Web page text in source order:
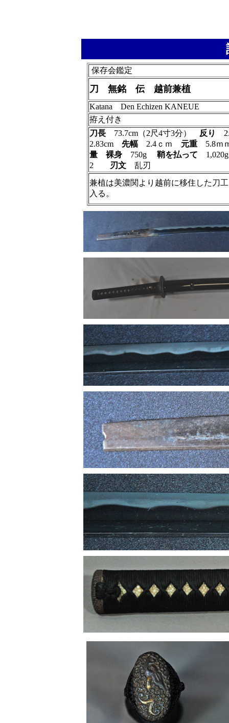
保存会鑑定
刀 無銘 伝 越前兼植
Katana Den Echizen KANEUE
拵え付き
刀長 73.7cm（2尺4寸3分） 反り
2.83cm 先幅 2.4ｃｍ 元重 5.8
量
裸身 750g 鞘を払って
2
刃文 乱刃
兼植は美濃関より越前に移住した刀
入る。